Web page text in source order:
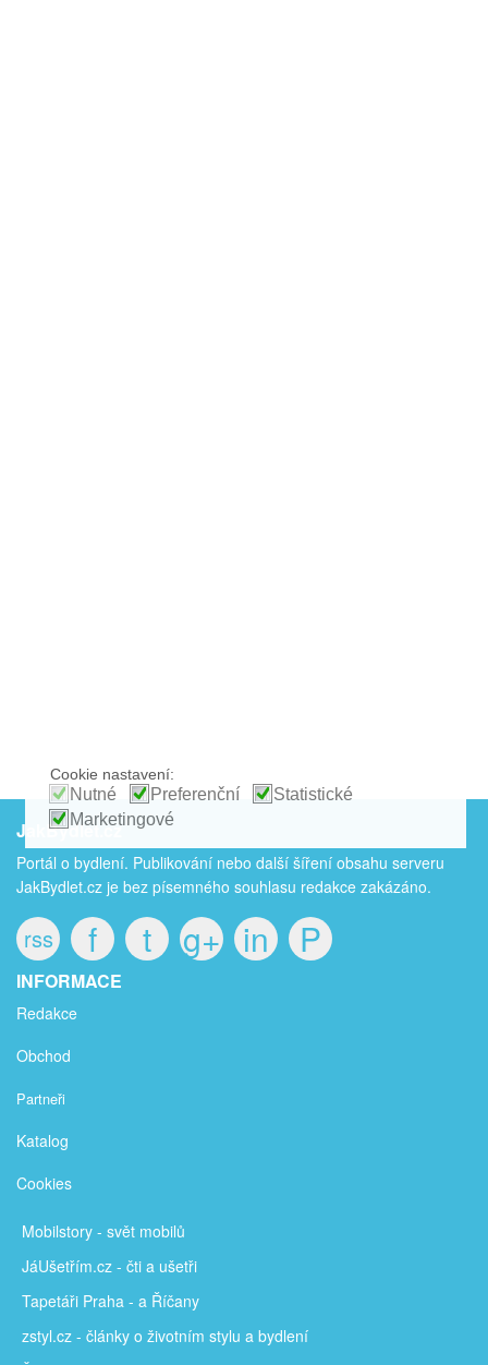
JakBydlet.cz
Portál o bydlení. Publikování nebo další šíření obsahu serveru
JakBydlet.cz je bez písemného souhlasu redakce zakázáno.
rss f t g+ in P
INFORMACE
Redakce
Obchod
Partneři
Katalog
Cookies
Mobilstory - svět mobilů
JáUšetřím.cz - čti a ušetři
Tapetáři Praha - a Říčany
zstyl.cz - články o životním stylu a bydlení
Cookie nastavení:
Nutné Preferenční
Statistické
Marketingové